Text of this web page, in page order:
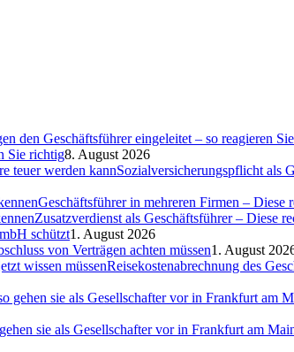
Sie richtig8. August 2026
Sozialversicherungspflicht als
Geschäftsführer in mehreren Firmen – Diese
Zusatzverdienst als Geschäftsführer – Diese
schützt1. August 2026
von Verträgen achten müssen1. August
Reisekostenabrechnung des
sie als Gesellschafter vor in Frankfurt am